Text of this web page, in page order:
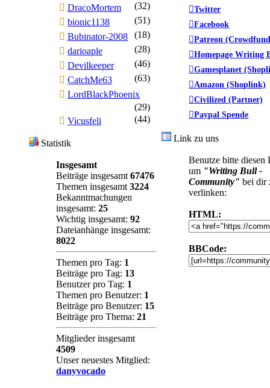
DracoMortem
(32)
bionic1138
(51)
Bubinator-2008
(18)
darioaple
(28)
Devilkeeper
(46)
CatchMe63
(63)
LordBlackPhoenix
(29)
Vicusfeli
(44)
Statistik
Insgesamt
Beiträge insgesamt 67476
Themen insgesamt 3224
Bekanntmachungen
insgesamt: 25
Wichtig insgesamt: 92
Dateianhänge insgesamt:
8022
Themen pro Tag: 1
Beiträge pro Tag: 13
Benutzer pro Tag: 1
Themen pro Benutzer: 1
Beiträge pro Benutzer: 15
Beiträge pro Thema: 21
Mitglieder insgesamt
4509
Unser neuestes Mitglied:
danyvocado
Twitter
Facebook
Patreon
Homepage Writing
Gamesplanet
Amazon (Shoplink)
Civilized (Partner)
Paypal Spende
Link zu uns
Benutze bitte diesen
um "Writing Bull -
Community" bei dir
verlinken:
HTML:
BBCode: